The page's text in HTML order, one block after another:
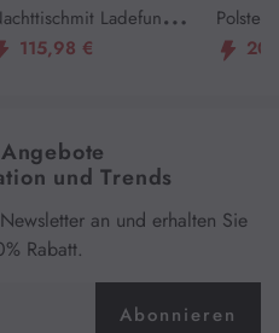
Ladefunktio
und LED-Licht, Schwarz
115,98 €
Angebote
und Trends
an und erhalten Sie
Rabatt.
Abonnieren